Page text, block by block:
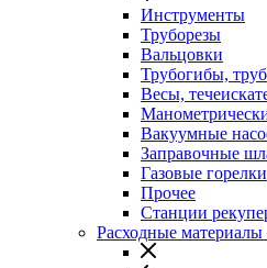
Инструменты
Труборезы
Вальцовки
Трубогибы,
Весы,
Вакуумные
Заправочные
Газовые горелки
Прочее
Станции
Расходные материалы